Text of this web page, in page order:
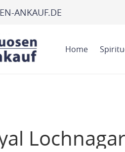
ANKAUF.DE
Home